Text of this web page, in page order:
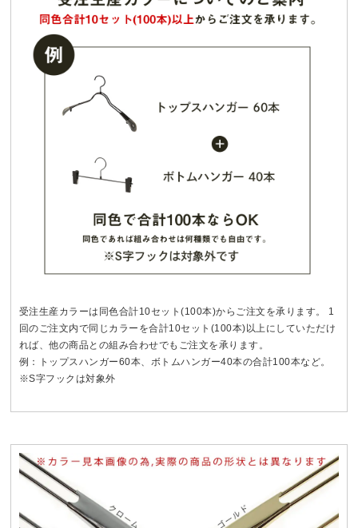
受注生産カラーは同色合計10セット(100本)からご注文を承ります。 1
回のご注文内で同じカラーを合計10セット(100本)以上にしていただけ
れば、他の商品との組み合わせでもご注文を承ります。
例：トップスハンガー60本、ボトムハンガー40本の合計100本など。
※S字フックは対象外